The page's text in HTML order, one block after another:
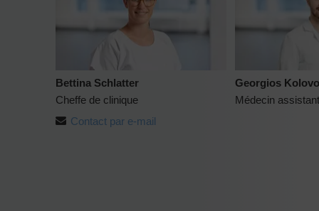
Bettina Schlatter
Cheffe de clinique
Contact par e-mail
Georgios
Médecin assistant